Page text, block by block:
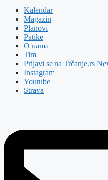
Kalendar
Magazin
Planovi
Patike
O nama
Tim
Prijavi se na Trčanje.rs
Instagram
Youtube
Strava